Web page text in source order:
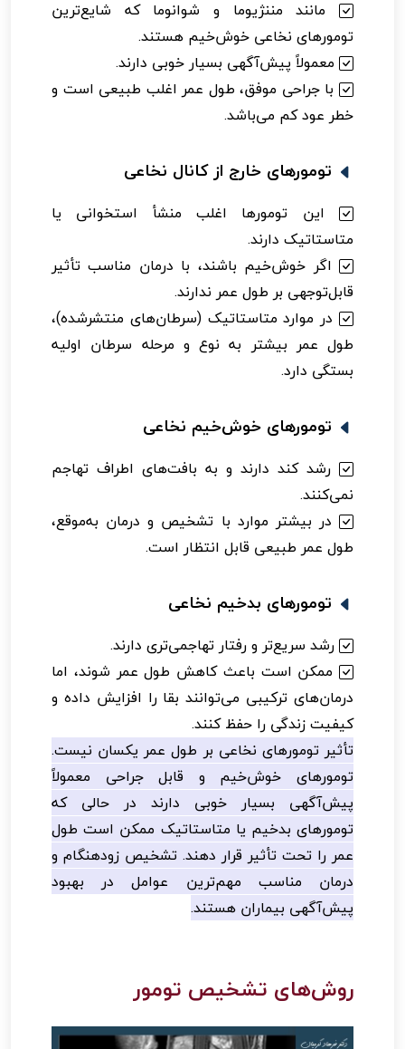
مانند مننژیوما و شوانوما که شایع‌ترین
تومورهای نخاعی خوش‌خیم هستند.
معمولاً پیش‌آگهی بسیار خوبی دارند.
با جراحی موفق، طول عمر اغلب طبیعی است و
خطر عود کم می‌باشد.
تومورهای خارج از کانال نخاعی
این تومورها اغلب منشأ استخوانی یا
متاستاتیک دارند.
اگر خوش‌خیم باشند، با درمان مناسب تأثیر
قابل‌توجهی بر طول عمر ندارند.
در موارد متاستاتیک (سرطان‌های منتشرشده)،
طول عمر بیشتر به نوع و مرحله سرطان اولیه
بستگی دارد.
تومورهای خوش‌خیم نخاعی
رشد کند دارند و به بافت‌های اطراف تهاجم
نمی‌کنند.
در بیشتر موارد با تشخیص و درمان به‌موقع،
طول عمر طبیعی قابل انتظار است.
تومورهای بدخیم نخاعی
رشد سریع‌تر و رفتار تهاجمی‌تری دارند.
ممکن است باعث کاهش طول عمر شوند، اما
درمان‌های ترکیبی می‌توانند بقا را افزایش داده و
کیفیت زندگی را حفظ کنند.
تأثیر تومورهای نخاعی بر طول عمر یکسان نیست.
تومورهای خوش‌خیم و قابل جراحی معمولاً
پیش‌آگهی بسیار خوبی دارند در حالی که
تومورهای بدخیم یا متاستاتیک ممکن است طول
عمر را تحت تأثیر قرار دهند. تشخیص زودهنگام و
درمان مناسب مهم‌ترین عوامل در بهبود
پیش‌آگهی بیماران هستند.
روش‌های تشخیص تومور